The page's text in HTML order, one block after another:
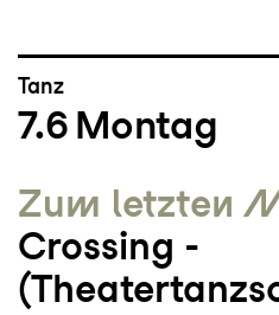
Tanz
7.6 Montag
Zum letzten
Crossing ­